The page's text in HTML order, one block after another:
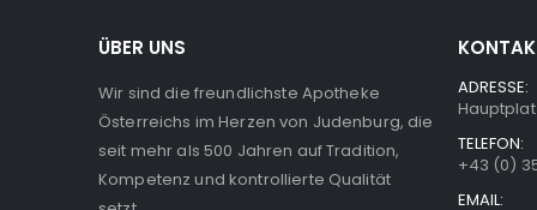
ÜBER UNS
Wir sind die freundlichste Apotheke
Österreichs im Herzen von Judenburg, die
seit mehr als 500 Jahren auf Tradition,
Kompetenz und kontrollierte Qualität
ADRESSE:
TELEFON:
+43 (0)
EMAIL: